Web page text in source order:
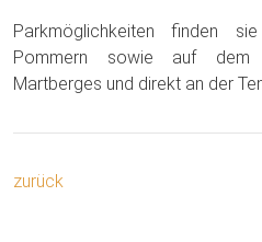
Parkmöglichkeiten finden
Pommern sowie auf dem
Martberges und direkt an der
zurück